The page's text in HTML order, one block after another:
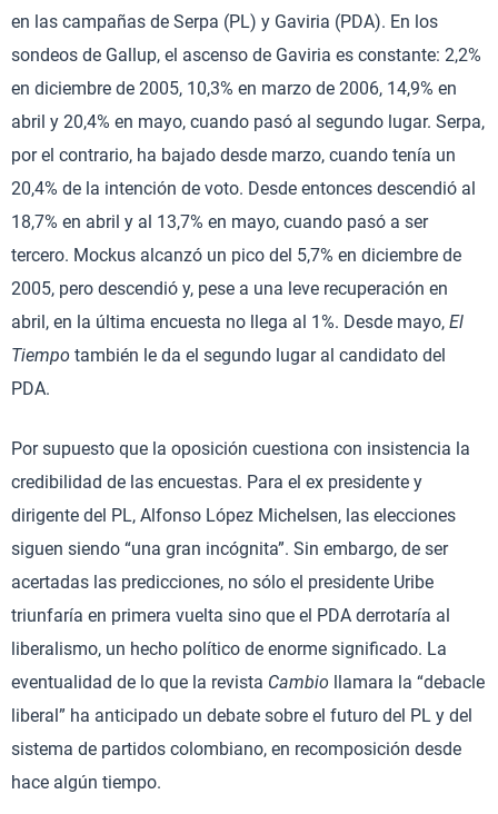
en las campañas de Serpa (PL) y Gaviria (PDA). En los
sondeos de Gallup, el ascenso de Gaviria es constante: 2,2%
en diciembre de 2005, 10,3% en marzo de 2006, 14,9% en
abril y 20,4% en mayo, cuando pasó al segundo lugar. Serpa,
por el contrario, ha bajado desde marzo, cuando tenía un
20,4% de la intención de voto. Desde entonces descendió al
18,7% en abril y al 13,7% en mayo, cuando pasó a ser
tercero. Mockus alcanzó un pico del 5,7% en diciembre de
2005, pero descendió y, pese a una leve recuperación en
abril, en la última encuesta no llega al 1%. Desde mayo, El
Tiempo también le da el segundo lugar al candidato del
PDA.
Por supuesto que la oposición cuestiona con insistencia la
credibilidad de las encuestas. Para el ex presidente y
dirigente del PL, Alfonso López Michelsen, las elecciones
siguen siendo “una gran incógnita”. Sin embargo, de ser
acertadas las predicciones, no sólo el presidente Uribe
triunfaría en primera vuelta sino que el PDA derrotaría al
liberalismo, un hecho político de enorme significado. La
eventualidad de lo que la revista Cambio llamara la “debacle
liberal” ha anticipado un debate sobre el futuro del PL y del
sistema de partidos colombiano, en recomposición desde
hace algún tiempo.